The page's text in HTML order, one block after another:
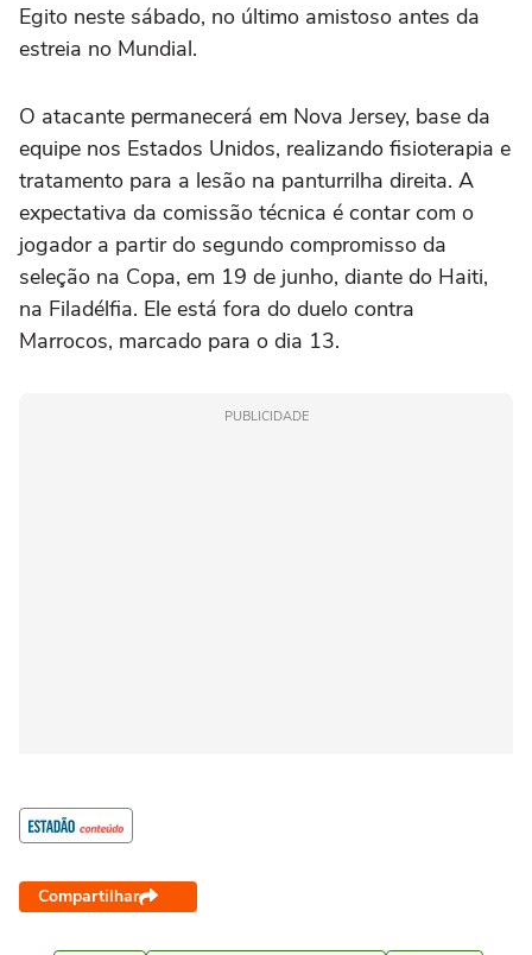
Egito neste sábado, no último amistoso antes da
estreia no Mundial.
O atacante permanecerá em Nova Jersey, base da
equipe nos Estados Unidos, realizando fisioterapia e
tratamento para a lesão na panturrilha direita. A
expectativa da comissão técnica é contar com o
jogador a partir do segundo compromisso da
seleção na Copa, em 19 de junho, diante do Haiti,
na Filadélfia. Ele está fora do duelo contra
Marrocos, marcado para o dia 13.
PUBLICIDADE
Compartilhar